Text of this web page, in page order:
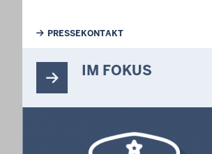
Weiterführende Links
PRESSEKONTAKT
IM FOKUS